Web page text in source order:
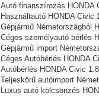
Autó finanszírozás HONDA
Használtautó HONDA Civic
Gépjármű Németországból
Céges személyautó bérlés
Gépjármű import
Céges Autóbérlés HONDA
Autóbérlés HONDA Civic
Teljeskörű autóimport
Luxus autó kölcsönzés